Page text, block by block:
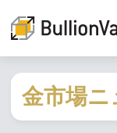
金市場ニ